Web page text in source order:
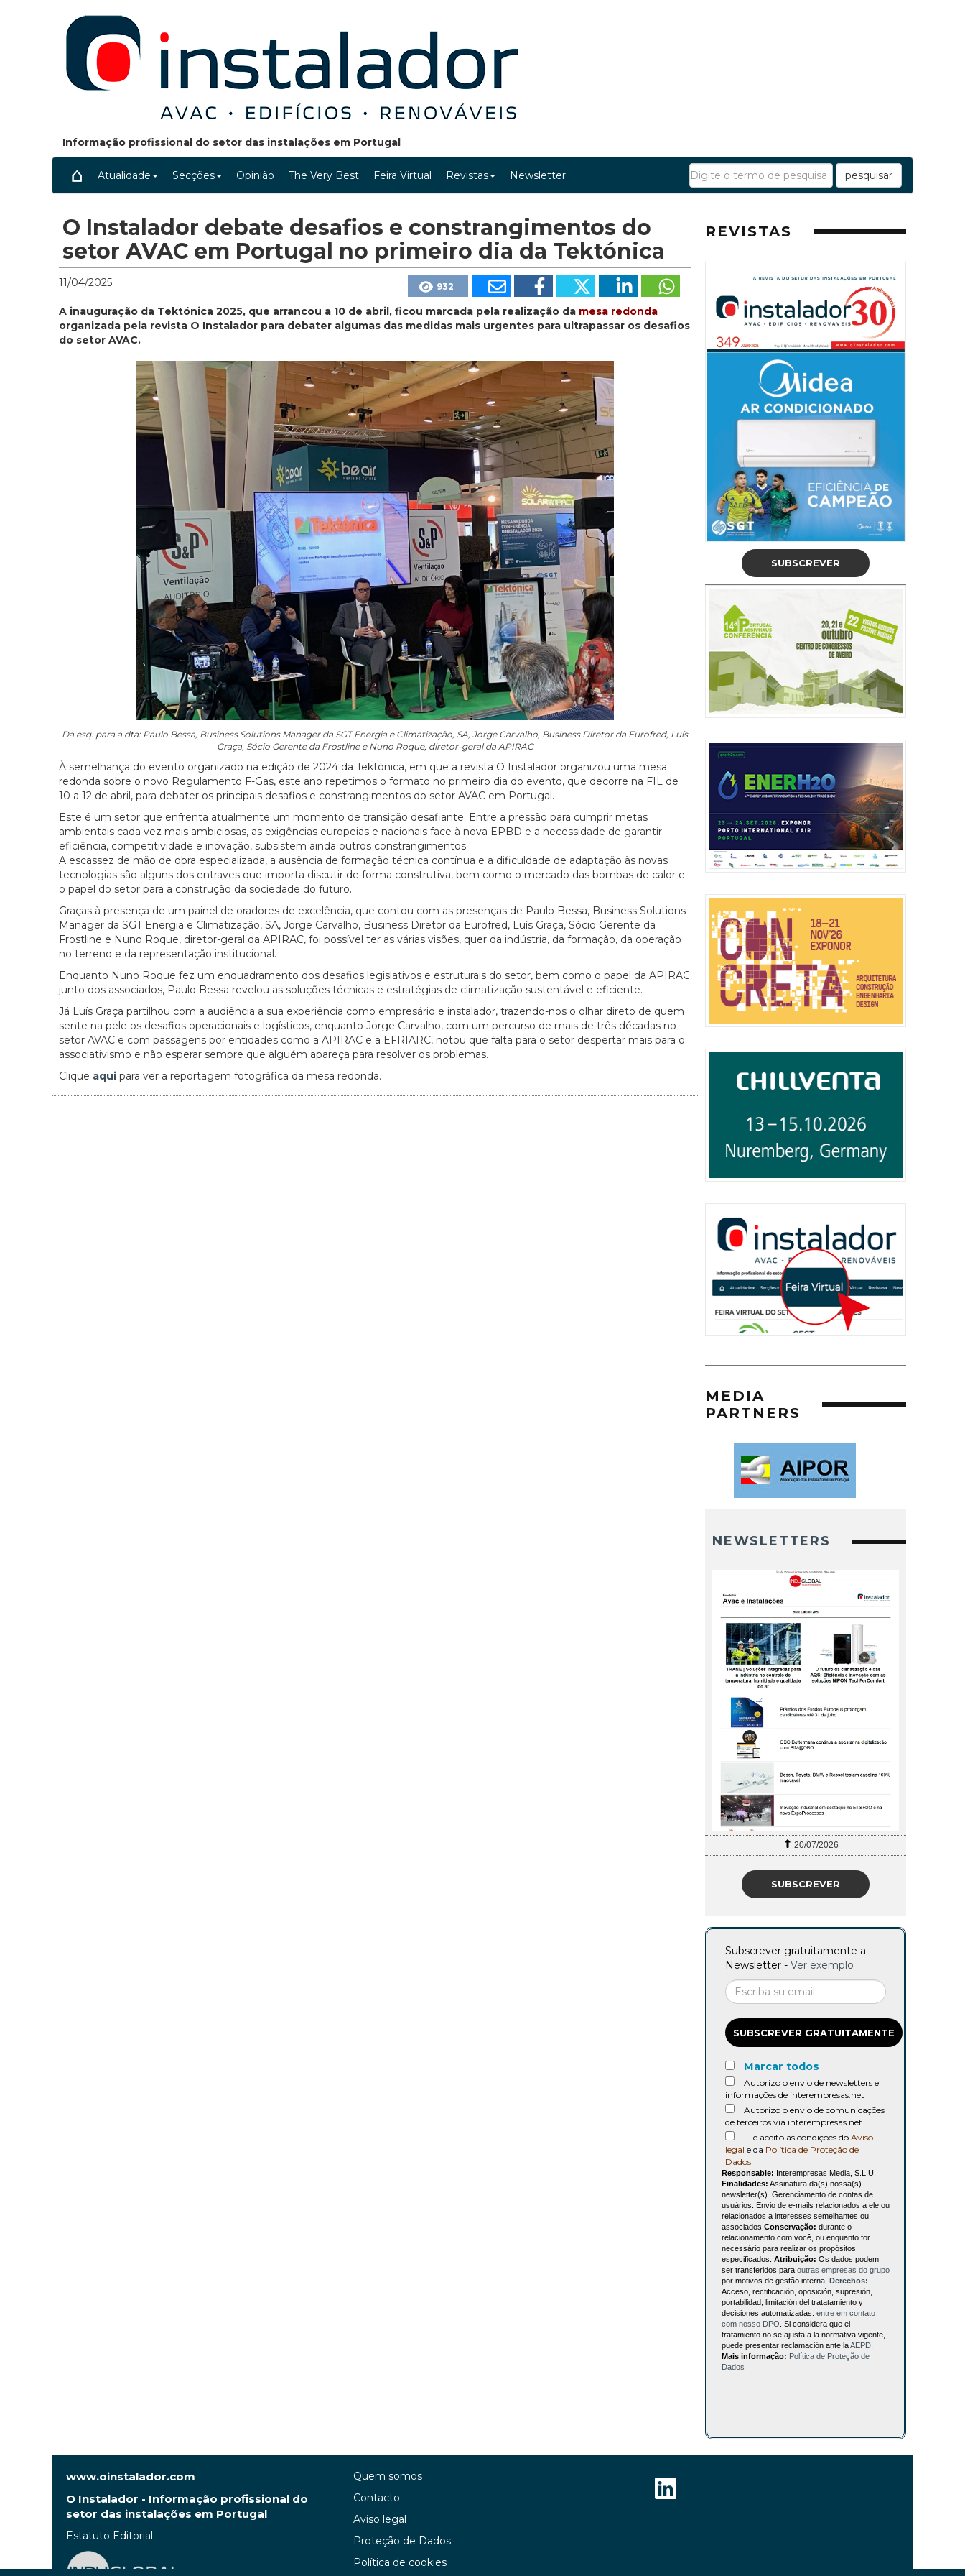
Informação profissional do setor das instalações em Portugal
Atualidade Secções Opinião The Very Best Feira Virtual Revistas Newsletter pesquisar
O Instalador debate desafios e constrangimentos do
setor AVAC em Portugal no primeiro dia da Tektónica
11/04/2025 932
A inauguração da Tektónica 2025, que arrancou a 10 de abril, ficou marcada pela realização da mesa redonda
organizada pela revista O Instalador para debater algumas das medidas mais urgentes para ultrapassar os desafios
do setor AVAC.
Da esq. para a dta: Paulo Bessa, Business Solutions Manager da SGT Energia e Climatização, SA, Jorge Carvalho, Business Diretor da Eurofred, Luís
Graça, Sócio Gerente da Frostline e Nuno Roque, diretor-geral da APIRAC
À semelhança do evento organizado na edição de 2024 da Tektónica, em que a revista O Instalador organizou uma mesa
redonda sobre o novo Regulamento F-Gas, este ano repetimos o formato no primeiro dia do evento, que decorre na FIL de
10 a 12 de abril, para debater os principais desafios e constrangimentos do setor AVAC em Portugal.
Este é um setor que enfrenta atualmente um momento de transição desafiante. Entre a pressão para cumprir metas
ambientais cada vez mais ambiciosas, as exigências europeias e nacionais face à nova EPBD e a necessidade de garantir
eficiência, competitividade e inovação, subsistem ainda outros constrangimentos.
A escassez de mão de obra especializada, a ausência de formação técnica contínua e a dificuldade de adaptação às novas
tecnologias são alguns dos entraves que importa discutir de forma construtiva, bem como o mercado das bombas de calor e
o papel do setor para a construção da sociedade do futuro.
Graças à presença de um painel de oradores de excelência, que contou com as presenças de Paulo Bessa, Business Solutions
Manager da SGT Energia e Climatização, SA, Jorge Carvalho, Business Diretor da Eurofred, Luís Graça, Sócio Gerente da
Frostline e Nuno Roque, diretor-geral da APIRAC, foi possível ter as várias visões, quer da indústria, da formação, da operação
no terreno e da representação institucional.
Enquanto Nuno Roque fez um enquadramento dos desafios legislativos e estruturais do setor, bem como o papel da APIRAC
junto dos associados, Paulo Bessa revelou as soluções técnicas e estratégias de climatização sustentável e eficiente.
Já Luís Graça partilhou com a audiência a sua experiência como empresário e instalador, trazendo-nos o olhar direto de quem
sente na pele os desafios operacionais e logísticos, enquanto Jorge Carvalho, com um percurso de mais de três décadas no
setor AVAC e com passagens por entidades como a APIRAC e a EFRIARC, notou que falta para o setor despertar mais para o
associativismo e não esperar sempre que alguém apareça para resolver os problemas.
Clique aqui para ver a reportagem fotográfica da mesa redonda.
REVISTAS
SUBSCREVER
MEDIA
PARTNERS
NEWSLETTERS
20/07/2026
SUBSCREVER
Subscrever gratuitamente a
Newsletter - Ver exemplo
SUBSCREVER GRATUITAMENTE
Marcar todos
Autorizo o envio de newsletters e
informações de interempresas.net
Autorizo o envio de comunicações
de terceiros via interempresas.net
Li e aceito as condições do Aviso
legal e da Política de Proteção de
Dados
Responsable: Interempresas Media, S.L.U.
Finalidades: Assinatura da(s) nossa(s)
newsletter(s). Gerenciamento de contas de
usuários. Envio de e-mails relacionados a ele ou
relacionados a interesses semelhantes ou
associados. Conservação: durante o
relacionamento com você, ou enquanto for
necessário para realizar os propósitos
especificados. Atribuição: Os dados podem
ser transferidos para outras empresas do grupo
por motivos de gestão interna. Derechos:
Acceso, rectificación, oposición, supresión,
portabilidad, limitación del tratatamiento y
decisiones automatizadas: entre em contato
com nosso DPO . Si considera que el
tratamiento no se ajusta a la normativa vigente,
puede presentar reclamación ante laAEPD
Mais informação: Política de Proteção de
Dados
www.oinstalador.com
O Instalador - Informação profissional do
setor das instalações em Portugal
Estatuto Editorial
Quem somos
Contacto
Aviso legal
Proteção de Dados
Política de cookies